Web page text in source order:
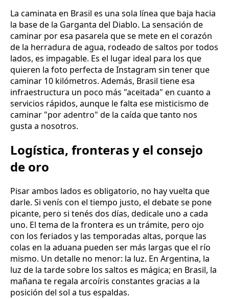
La caminata en Brasil es una sola línea que baja hacia
la base de la Garganta del Diablo. La sensación de
caminar por esa pasarela que se mete en el corazón
de la herradura de agua, rodeado de saltos por todos
lados, es impagable. Es el lugar ideal para los que
quieren la foto perfecta de Instagram sin tener que
caminar 10 kilómetros. Además, Brasil tiene esa
infraestructura un poco más "aceitada" en cuanto a
servicios rápidos, aunque le falta ese misticismo de
caminar "por adentro" de la caída que tanto nos
gusta a nosotros.
Logística, fronteras y el consejo
de oro
Pisar ambos lados es obligatorio, no hay vuelta que
darle. Si venís con el tiempo justo, el debate se pone
picante, pero si tenés dos días, dedicale uno a cada
uno. El tema de la frontera es un trámite, pero ojo
con los feriados y las temporadas altas, porque las
colas en la aduana pueden ser más largas que el río
mismo. Un detalle no menor: la luz. En Argentina, la
luz de la tarde sobre los saltos es mágica; en Brasil, la
mañana te regala arcoíris constantes gracias a la
posición del sol a tus espaldas.